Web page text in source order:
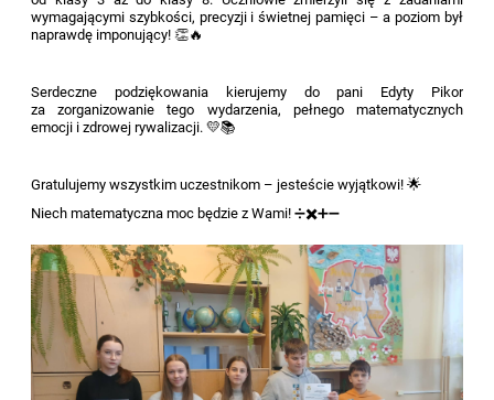
wymagającymi szybkości, precyzji i świetnej pamięci – a poziom był
naprawdę imponujący! 👏🔥
Serdeczne podziękowania kierujemy do pani Edyty Pikor
za zorganizowanie tego wydarzenia, pełnego matematycznych
emocji i zdrowej rywalizacji. 💛📚
Gratulujemy wszystkim uczestnikom – jesteście wyjątkowi! 🌟
Niech matematyczna moc będzie z Wami! ➗✖️➕➖